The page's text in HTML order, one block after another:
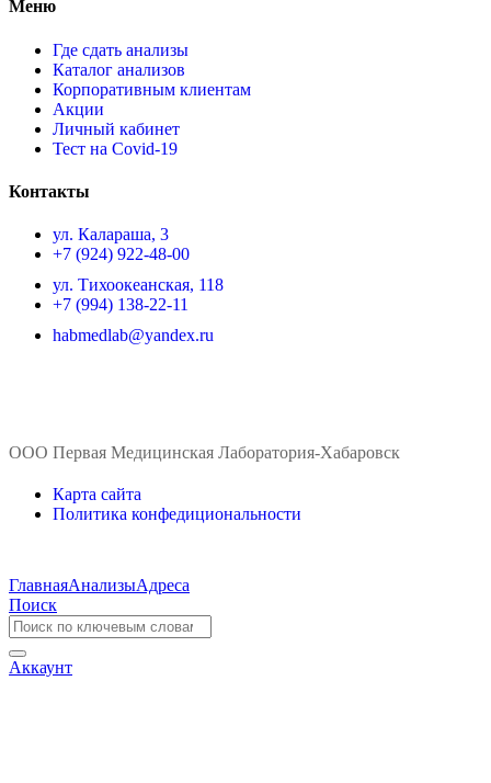
Меню
Где сдать анализы
Каталог анализов
Корпоративным клиентам
Акции
Личный кабинет
Тест на Covid-19
Контакты
ул. ​Калараша, 3
+7 (924) 922-48-00
ул. ​Тихоокеанская, 118
+7 (994) 138-22-11
habmedlab@yandex.ru
ООО Первая Медицинская Лаборатория-Хабаровск
Карта сайта
Политика конфедициональности
ГлавнаяАнализыАдреса
Поиск
Аккаунт